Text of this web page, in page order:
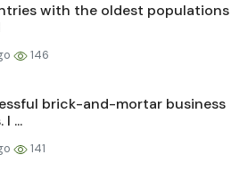
with the oldest populations
146
brick-and-mortar business
...
141